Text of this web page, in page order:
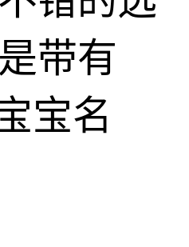
带有
宝名